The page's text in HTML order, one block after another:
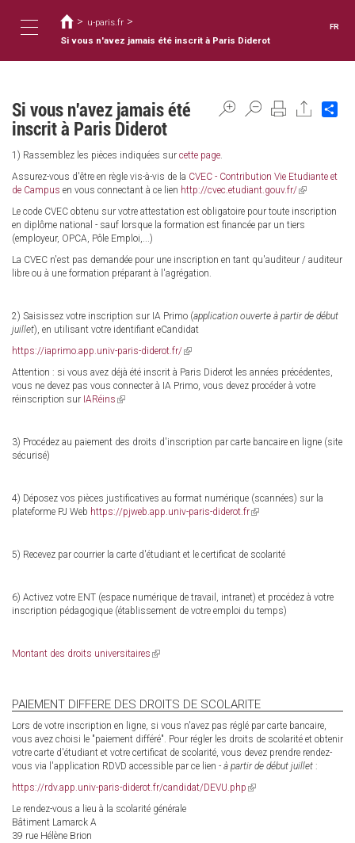
contenu
Toggle
navigation
êtes
ici
> u-paris.fr >
Si vous n'avez jamais été inscrit à Paris Diderot
FR
Si vous n'avez jamais été
inscrit à Paris Diderot
1) Rassemblez les pièces indiquées sur cette page.
Assurez-vous d'être en règle vis-à-vis de la CVEC - Contribution Vie Etudiante et
de Campus en vous connectant à ce lien http://cvec.etudiant.gouv.fr/(link
external)
Le code CVEC obtenu sur votre attestation est obligatoire pour toute inscription
en diplôme national - sauf lorsque la formation est financée par un tiers
(employeur, OPCA, Pôle Emploi,...)
La CVEC n'est pas demandée pour une inscription en tant qu'auditeur / auditeur
libre ou à une formation préparant à l'agrégation.
2) Saisissez votre inscription sur IA Primo (application ouverte à partir de début
juillet), en utilisant votre identifiant eCandidat
https://iaprimo.app.univ-paris-diderot.fr/(link
external)
Attention : si vous avez déjà été inscrit à Paris Diderot les années précédentes,
vous ne devez pas vous connecter à IA Primo, vous devez procéder à votre
réinscription sur IARéins (link
3) Procédez au paiement des droits d'inscription par carte bancaire en ligne (site
sécurisé)
4) Déposez vos pièces justificatives au format numérique (scannées) sur la
plateforme PJ Web https://pjweb.app.univ-paris-diderot.fr(link
5) Recevez par courrier la carte d'étudiant et le certificat de scolarité
6) Activez votre ENT (espace numérique de travail, intranet) et procédez à votre
inscription pédagogique (établissement de votre emploi du temps)
Montant des droits universitaires (link
PAIEMENT DIFFERE DES DROITS DE SCOLARITE
Lors de votre inscription en ligne, si vous n'avez pas réglé par carte bancaire,
vous avez choisi le "paiement différé". Pour régler les droits de scolarité et obtenir
votre carte d'étudiant et votre certificat de scolarité, vous devez prendre rendez-
vous via l'application RDVD accessible par ce lien - à partir de début juillet :
https://rdv.app.univ-paris-diderot.fr/candidat/DEVU.php (link
Le rendez-vous a lieu à la scolarité générale
Bâtiment Lamarck A
39 rue Hélène Brion